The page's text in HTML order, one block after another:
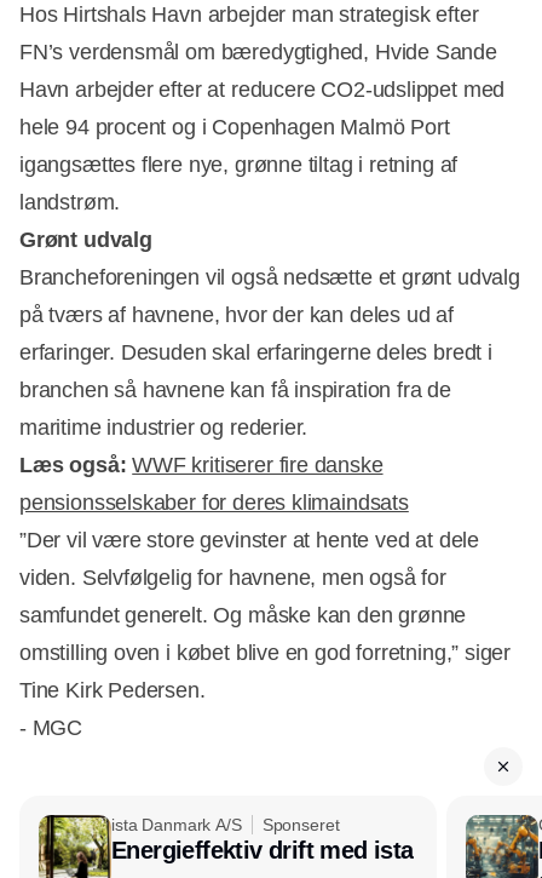
Hos Hirtshals Havn arbejder man strategisk efter
FN’s verdensmål om bæredygtighed, Hvide Sande
Havn arbejder efter at reducere CO2-udslippet med
hele 94 procent og i Copenhagen Malmö Port
igangsættes flere nye, grønne tiltag i retning af
landstrøm.
Grønt udvalg
Brancheforeningen vil også nedsætte et grønt udvalg
på tværs af havnene, hvor der kan deles ud af
erfaringer. Desuden skal erfaringerne deles bredt i
branchen så havnene kan få inspiration fra de
maritime industrier og rederier.
Læs også: WWF kritiserer fire danske
pensionsselskaber for deres klimaindsats
”Der vil være store gevinster at hente ved at dele
viden. Selvfølgelig for havnene, men også for
samfundet generelt. Og måske kan den grønne
omstilling oven i købet blive en god forretning,” siger
Tine Kirk Pedersen.
- MGC
ista Danmark A/S Sponseret
Energieffektiv drift med ista